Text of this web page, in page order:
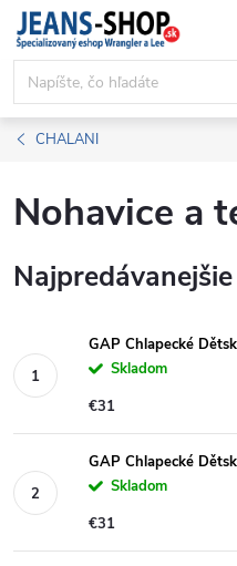
Prejsť
obsah
CHALANI
Nohavice a
Najpredávanejšie
GAP Chlapecké
Skladom
€31
GAP Chlapecké
Skladom
€31